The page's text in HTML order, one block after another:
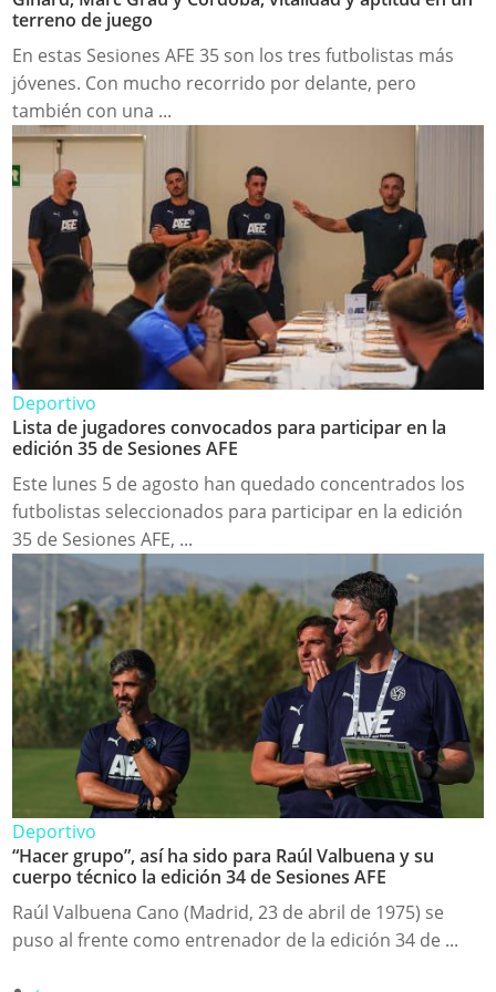
terreno de juego
En estas Sesiones AFE 35 son los tres futbolistas más
jóvenes. Con mucho recorrido por delante, pero
también con una ...
Deportivo
Lista de jugadores convocados para participar en la
edición 35 de Sesiones AFE
Este lunes 5 de agosto han quedado concentrados los
futbolistas seleccionados para participar en la edición
35 de Sesiones AFE, ...
Deportivo
“Hacer grupo”, así ha sido para Raúl Valbuena y su
cuerpo técnico la edición 34 de Sesiones AFE
Raúl Valbuena Cano (Madrid, 23 de abril de 1975) se
puso al frente como entrenador de la edición 34 de ...